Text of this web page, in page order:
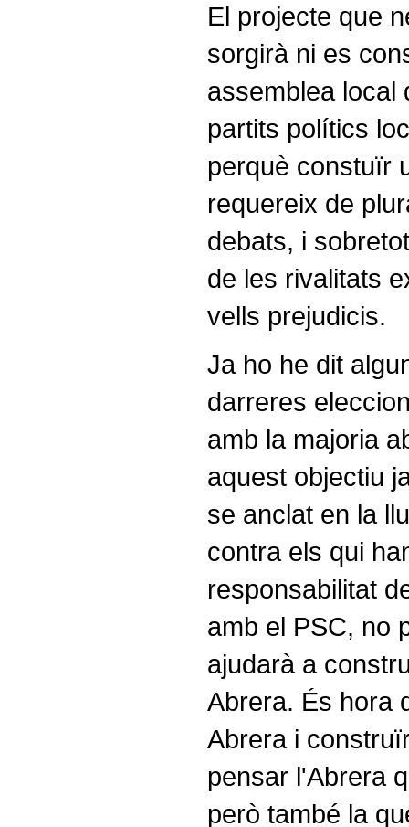
El projecte que
sorgirà ni es
assemblea local
partits polítics
perquè constuïr
requereix de
debats, i
de les rivalitats
vells prejudicis.
Ja ho he dit
darreres
amb la majoria
aquest objectiu
se anclat en la
contra els qui
responsabilitat
amb el PSC, no
ajudarà a
Abrera. És hora
Abrera i
pensar l'Abrera
però també la